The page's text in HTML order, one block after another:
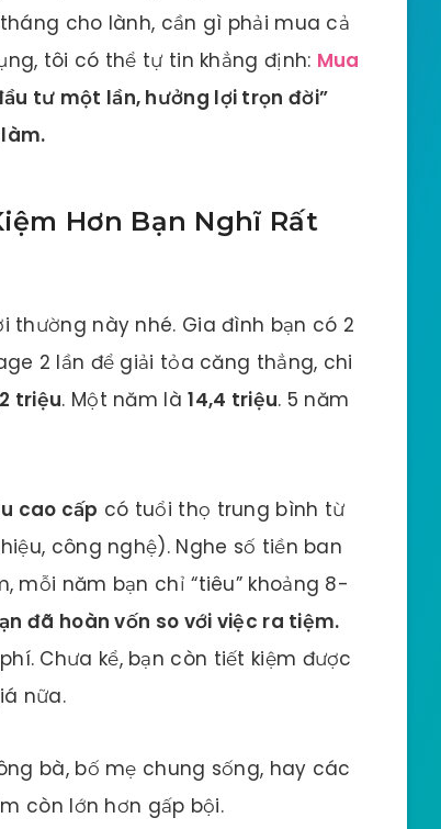
cho lành, cần gì phải mua cả
tôi có thể tự tin khẳng định: Mua
tư một lần, hưởng lợi trọn đời”
Hơn Bạn Nghĩ Rất
thường này nhé. Gia đình bạn có 2
2 lần để giải tỏa căng thẳng, chi
triệu. Một năm là14,4 triệu. 5 năm
cao cấp có tuổi thọ trung bình từ
công nghệ). Nghe số tiền ban
mỗi năm bạn chỉ “tiêu” khoảng 8-
đã hoàn vốn so với việc ra tiệm.
Chưa kể, bạn còn tiết kiệm được
nữa.
bà, bố mẹ chung sống, hay các
còn lớn hơn gấp bội.